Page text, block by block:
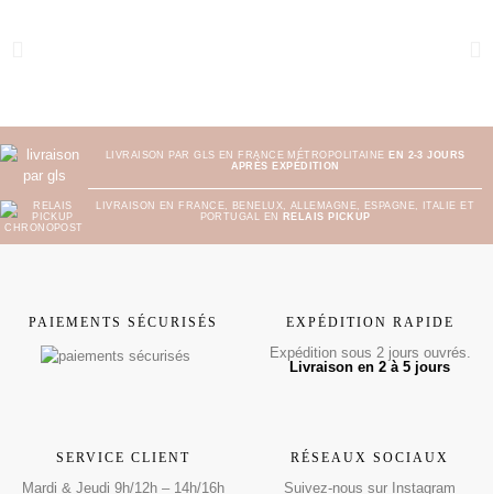
LIVRAISON PAR GLS EN FRANCE MÉTROPOLITAINE EN 2-3 JOURS
APRÈS EXPÉDITION
LIVRAISON EN FRANCE, BENELUX, ALLEMAGNE, ESPAGNE, ITALIE ET
PORTUGAL EN
RELAIS PICKUP
PAIEMENTS SÉCURISÉS EXPÉDITION RAPIDE
Expédition sous 2 jours ouvrés.
Livraison en 2 à 5 jours
SERVICE CLIENT
Mardi & Jeudi 9h/12h – 14h/16h
RÉSEAUX SOCIAUX
Suivez-nous sur Instagram